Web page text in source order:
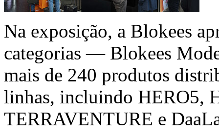
Na exposição, a Blokees
categorias — Blokees
mais de 240 produtos
linhas, incluindo HERO5,
TERRAVENTURE e